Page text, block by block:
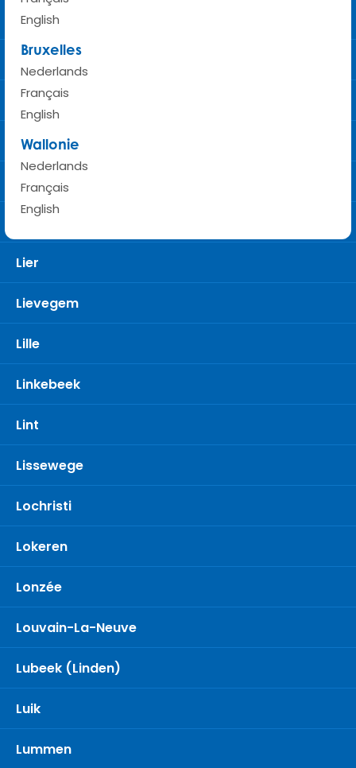
English
Bruxelles
Nederlands
Français
English
Wallonie
Nederlands
Français
English
Laarne
Laken
Landen
Leuven
Libramont
Liège
Lier
Lievegem
Lille
Linkebeek
Lint
Lissewege
Lochristi
Lokeren
Lonzée
Louvain-La-Neuve
Lubeek (Linden)
Luik
Lummen